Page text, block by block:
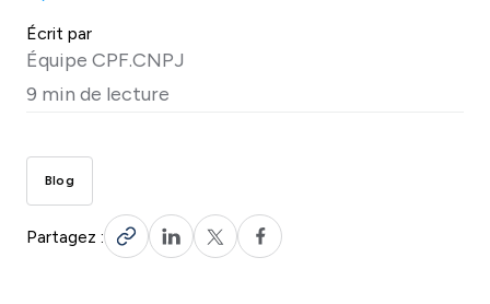
Écrit par
Équipe CPF.CNPJ
9 min de lecture
Blog
Partagez :